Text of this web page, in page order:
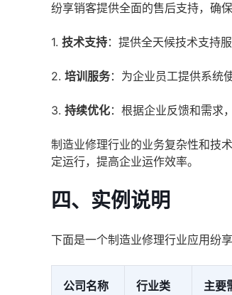
纷享销客提供全面的售后支持，确
1. 技术支持：提供全天候技术支持
2. 培训服务：为企业员工提供系统
3. 持续优化：根据企业反馈和需求
制造业修理行业的业务复杂性和技
定运行，提高企业运作效率。
四、实例说明
下面是一个制造业修理行业应用纷
公司名称
行业类
主要